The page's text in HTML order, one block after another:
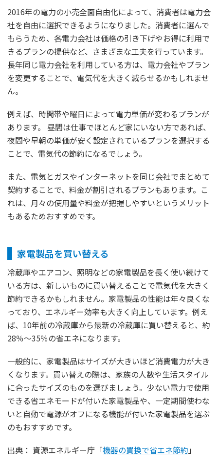
2016年の電力の小売全面自由化によって、消費者は電力会
社を自由に選択できるようになりました。消費者に選んで
もらうため、各電力会社は価格の引き下げやお得に利用で
きるプランの提供など、さまざまな工夫を行っています。
長年同じ電力会社を利用している方は、電力会社やプラン
を変更することで、電気代を大きく減らせるかもしれませ
ん。
例えば、時間帯や曜日によって電力単価が変わるプランが
あります。 昼間は仕事でほとんど家にいない方であれば、
夜間や早朝の単価が安く設定されているプランを選択する
ことで、電気代の節約になるでしょう。
また、電気とガスやインターネットを同じ会社でまとめて
契約することで、料金が割引されるプランもあります。こ
れは、月々の使用量や料金が把握しやすいというメリット
もあるためおすすめです。
家電製品を買い替える
冷蔵庫やエアコン、照明などの家電製品を長く使い続けて
いる方は、新しいものに買い替えることで電気代を大きく
節約できるかもしれません。家電製品の性能は年々良くな
っており、エネルギー効率も大きく向上しています。例え
ば、10年前の冷蔵庫から最新の冷蔵庫に買い替えると、約
28％～35％の省エネになります。
一般的に、家電製品はサイズが大きいほど消費電力が大き
くなります。買い替えの際は、家族の人数や生活スタイル
に合ったサイズのものを選びましょう。少ない電力で使用
できる省エネモードが付いた家電製品や、一定期間使わな
いと自動で電源がオフになる機能が付いた家電製品を選ぶ
のもおすすめです。
出典： 資源エネルギー庁「機器の買換で省エネ節約 」